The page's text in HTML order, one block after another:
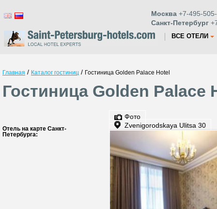
Москва +7-495-
Санкт-Петербург
ВСЕ ОТЕЛИ
Главная / Каталог гостиниц / Гостиница Golden Palace Hotel
Гостиница Golden Palace
Отель на карте Санкт-
Петербурга:
Фото
Zvenigorodskaya Ulitsa 30